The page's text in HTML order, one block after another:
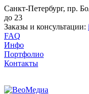
Санкт-Петербург, пр.
до 23
Заказы и консультации:
FAQ
Инфо
Портфолио
Контакты